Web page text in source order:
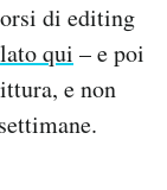
di editing
qui – e poi
e non